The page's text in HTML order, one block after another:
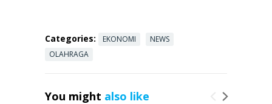
o
o
A st
Categories: EKONOMI
NEWS
OLAHRAGA
You might also like